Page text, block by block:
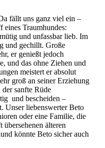
fällt uns ganz viel ein –
Traumhundes:
und unfassbar lieb. Im
und gechillt. Große
er genießt jedoch
und das ohne Ziehen und
meistert er absolut
groß an seiner Erziehung
sanfte Rüde
und bescheiden –
Unser liebenswerter Beto
oder eine Familie, die
älteren
könnte Beto sicher auch